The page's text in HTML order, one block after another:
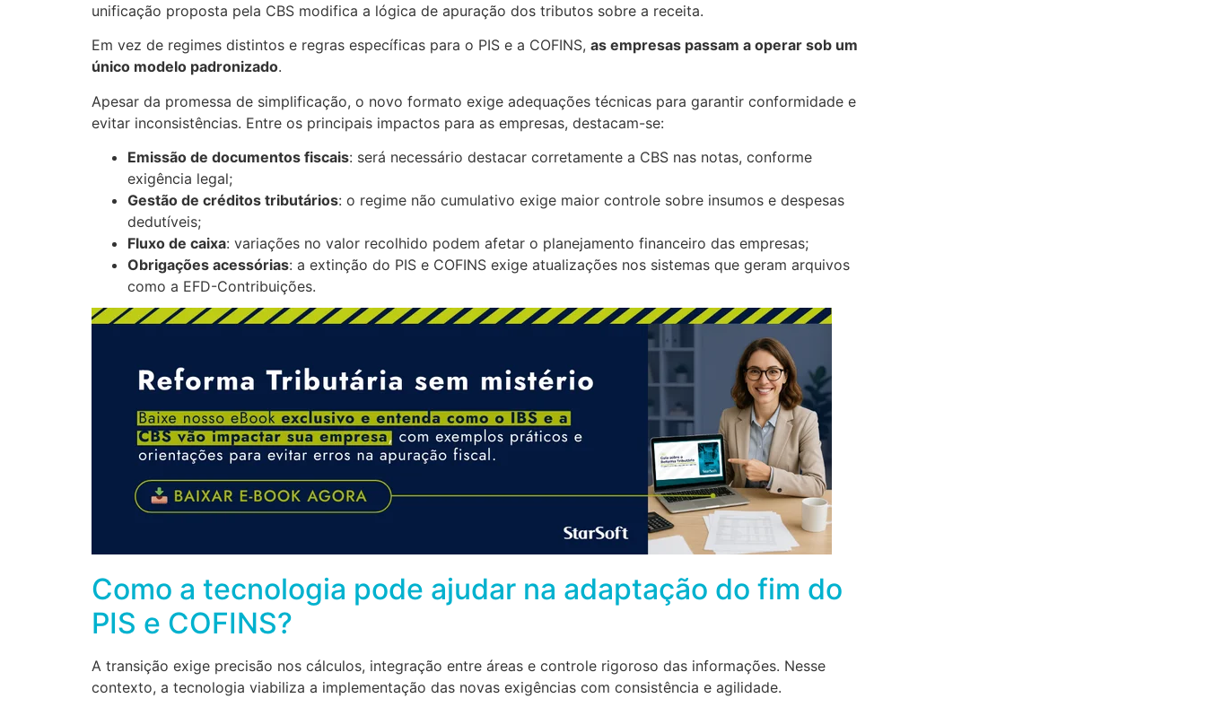
unificação proposta pela CBS modifica a lógica de apuração dos tributos sobre a receita.
Em vez de regimes distintos e regras específicas para o PIS e a COFINS, as empresas passam a operar sob um
único modelo padronizado.
Apesar da promessa de simplificação, o novo formato exige adequações técnicas para garantir conformidade e
evitar inconsistências. Entre os principais impactos para as empresas, destacam-se:
Emissão de documentos fiscais: será necessário destacar corretamente a CBS nas notas, conforme
exigência legal;
Gestão de créditos tributários: o regime não cumulativo exige maior controle sobre insumos e despesas
dedutíveis;
Fluxo de caixa: variações no valor recolhido podem afetar o planejamento financeiro das empresas;
Obrigações acessórias: a extinção do PIS e COFINS exige atualizações nos sistemas que geram arquivos
como a EFD-Contribuições.
Como a tecnologia pode ajudar na adaptação do fim do
PIS e COFINS?
A transição exige precisão nos cálculos, integração entre áreas e controle rigoroso das informações. Nesse
contexto, a tecnologia viabiliza a implementação das novas exigências com consistência e agilidade.